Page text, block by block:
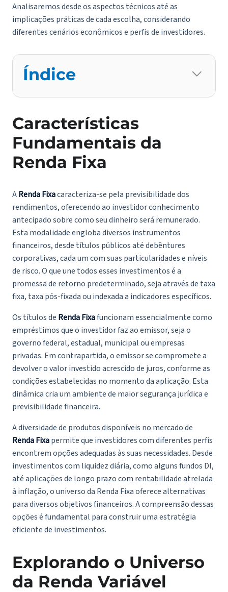
Analisaremos desde os aspectos técnicos até as
implicações práticas de cada escolha, considerando
diferentes cenários econômicos e perfis de investidores.
Índice
Características
Fundamentais da
Renda Fixa
ARenda Fixacaracteriza-se pela previsibilidade dos
rendimentos, oferecendo ao investidor conhecimento
antecipado sobre como seu dinheiro será remunerado.
Esta modalidade engloba diversos instrumentos
financeiros, desde títulos públicos até debêntures
corporativas, cada um com suas particularidades e níveis
de risco. O que une todos esses investimentos é a
promessa de retorno predeterminado, seja através de taxa
fixa, taxa pós-fixada ou indexada a indicadores específicos.
Os títulos de Renda Fixafuncionam essencialmente como
empréstimos que o investidor faz ao emissor, seja o
governo federal, estadual, municipal ou empresas
privadas. Em contrapartida, o emissor se compromete a
devolver o valor investido acrescido de juros, conforme as
condições estabelecidas no momento da aplicação. Esta
dinâmica cria um ambiente de maior segurança jurídica e
previsibilidade financeira.
A diversidade de produtos disponíveis no mercado de
Renda Fixapermite que investidores com diferentes perfis
encontrem opções adequadas às suas necessidades. Desde
investimentos com liquidez diária, como alguns fundos DI,
até aplicações de longo prazo com rentabilidade atrelada
à inflação, o universo da Renda Fixa oferece alternativas
para diversos objetivos financeiros. A compreensão dessas
opções é fundamental para construir uma estratégia
eficiente de investimentos.
Explorando o Universo
da Renda Variável